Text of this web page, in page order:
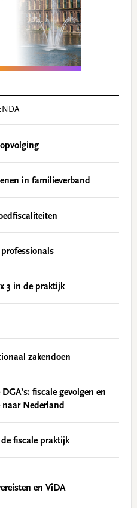
in familieverband
3 in de praktijk
zakendoen
fiscale gevolgen en
Nederland
fiscale praktijk
en ViDA